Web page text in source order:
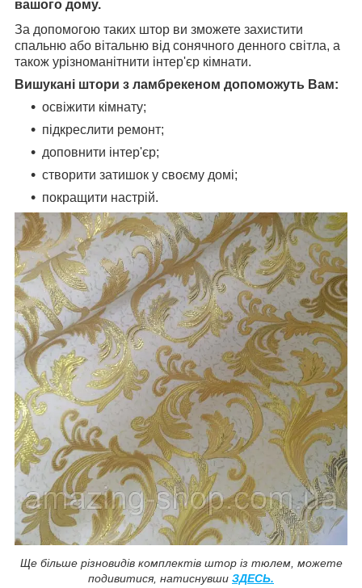
вашого дому.
За допомогою таких штор ви зможете захистити
спальню або вітальню від сонячного денного світла, а
також урізноманітнити інтер'єр кімнати.
Вишукані штори з ламбрекеном допоможуть Вам:
освіжити кімнату;
підкреслити ремонт;
доповнити інтер'єр;
створити затишок у своєму домі;
покращити настрій.
Ще більше різновидів комплектів штор із тюлем, можете
подивитися, натиснувши ЗДЕСЬ.